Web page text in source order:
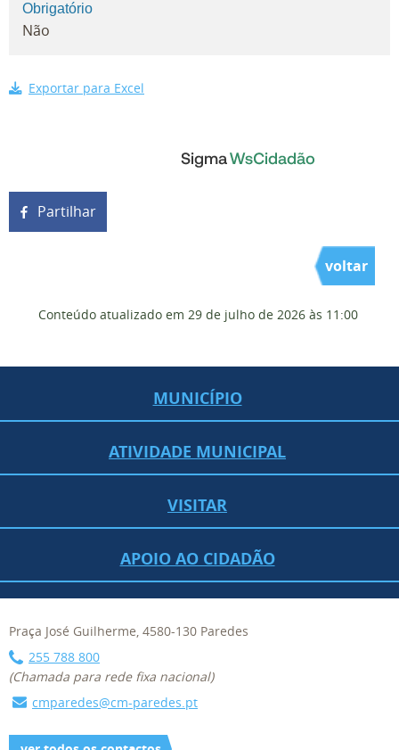
Obrigatório
Não
Exportar para Excel
Partilhar
voltar
Conteúdo atualizado em 29 de julho de 2026 às 11:00
MUNICÍPIO
ATIVIDADE MUNICIPAL
VISITAR
APOIO AO CIDADÃO
Praça José Guilherme, 4580-130 Paredes
255 788 800
(Chamada para rede fixa nacional)
cmparedes@cm-paredes.pt